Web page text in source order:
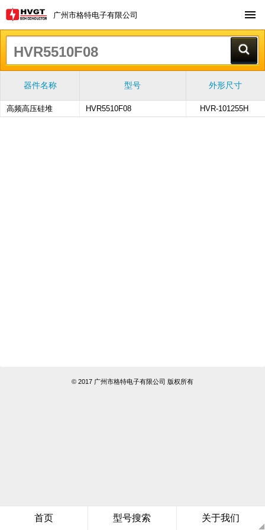
广州市格特电子有限公司
首页 型号搜索 关于我们
器件名称 型号 外形尺寸
高频高压硅堆 HVR5510F08 HVR-101255H
© 2017 广州市格特电子有限公司 版权所有